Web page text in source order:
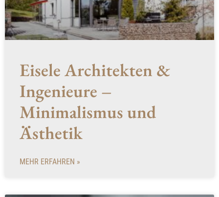
Eisele Architekten &
Ingenieure –
Minimalismus und
Ästhetik
MEHR ERFAHREN »